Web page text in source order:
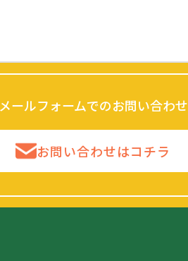
メールフォームでのお問い合わせ
お問い合わせはコチラ